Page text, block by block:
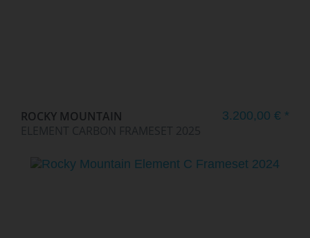
ROCKY MOUNTAIN
ELEMENT CARBON FRAMESET 2025
3.200,00 € *